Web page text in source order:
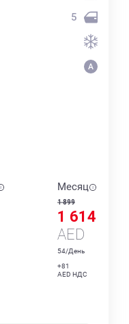
5
Месяц
1 899
1 614
AED
54/День
+81
AED НДС